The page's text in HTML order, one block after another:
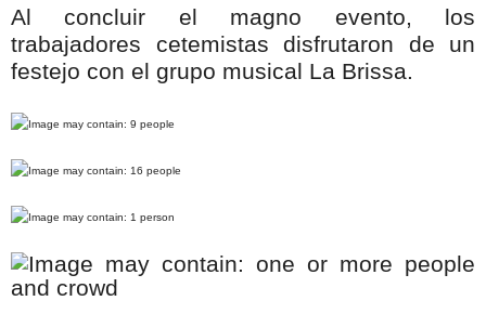
Al concluir el magno evento, los
trabajadores cetemistas disfrutaron de un
festejo con el grupo musical La Brissa.